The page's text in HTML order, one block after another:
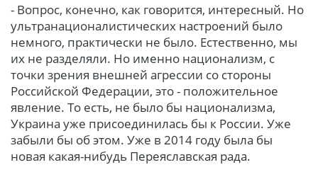
- Вопрос, конечно, как говорится, интересный. Но
ультранационалистических настроений было
немного, практически не было. Естественно, мы
их не разделяли. Но именно национализм, с
точки зрения внешней агрессии со стороны
Российской Федерации, это - положительное
явление. То есть, не было бы национализма,
Украина уже присоединилась бы к России. Уже
забыли бы об этом. Уже в 2014 году была бы
новая какая-нибудь Переяславская рада.